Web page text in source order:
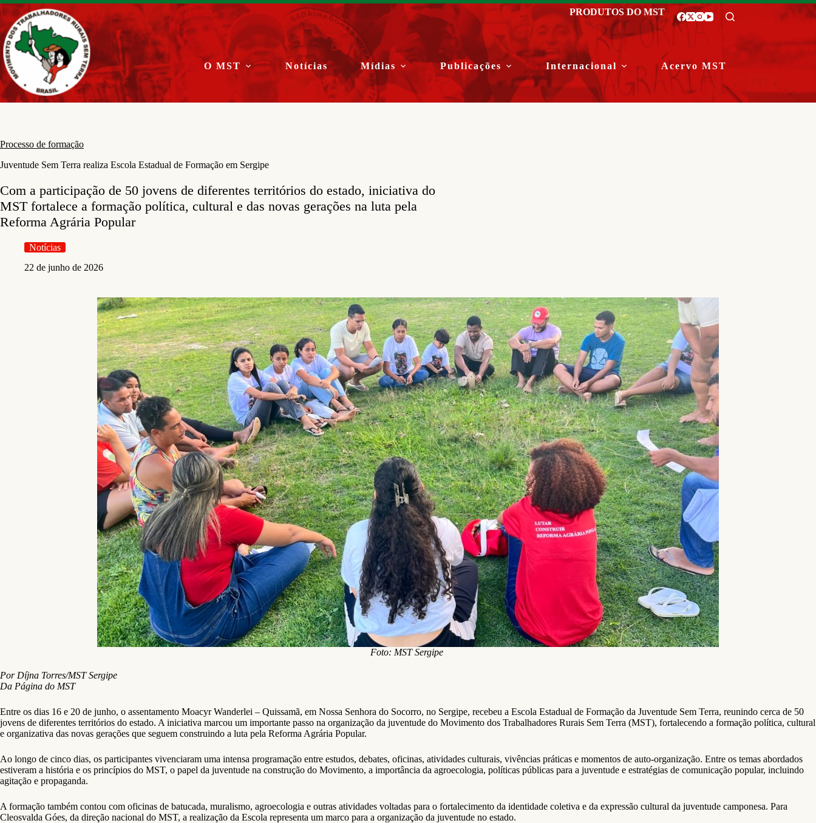
Pular
para
o
conteúdo
PRODUTOS DO MST
O MST Notícias Mídias Publicações Internacional Acervo MST
Processo de formação
Juventude Sem Terra realiza Escola Estadual de Formação em Sergipe
Com a participação de 50 jovens de diferentes territórios do estado, iniciativa do
MST fortalece a formação política, cultural e das novas gerações na luta pela
Reforma Agrária Popular
Notícias
22 de junho de 2026
Foto: MST Sergipe
Por Díjna Torres/MST Sergipe
Da Página do MST
Entre os dias 16 e 20 de junho, o assentamento Moacyr Wanderlei – Quissamã, em Nossa Senhora do Socorro, no Sergipe, recebeu a Escola Estadual de Formação da Juventude Sem Terra, reunindo cerca de 50
jovens de diferentes territórios do estado. A iniciativa marcou um importante passo na organização da juventude do Movimento dos Trabalhadores Rurais Sem Terra (MST), fortalecendo a formação política, cultural
e organizativa das novas gerações que seguem construindo a luta pela Reforma Agrária Popular.
Ao longo de cinco dias, os participantes vivenciaram uma intensa programação entre estudos, debates, oficinas, atividades culturais, vivências práticas e momentos de auto-organização. Entre os temas abordados
estiveram a história e os princípios do MST, o papel da juventude na construção do Movimento, a importância da agroecologia, políticas públicas para a juventude e estratégias de comunicação popular, incluindo
agitação e propaganda.
A formação também contou com oficinas de batucada, muralismo, agroecologia e outras atividades voltadas para o fortalecimento da identidade coletiva e da expressão cultural da juventude camponesa. Para
Cleosvalda Góes, da direção nacional do MST, a realização da Escola representa um marco para a organização da juventude no estado.